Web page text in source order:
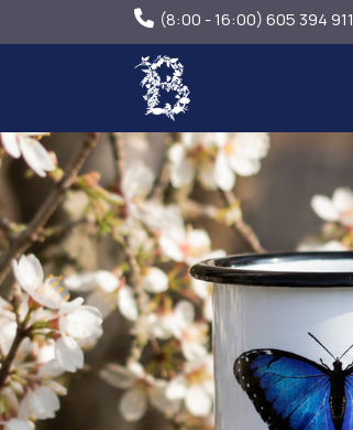
(8:00 - 16:00) 605 394 911